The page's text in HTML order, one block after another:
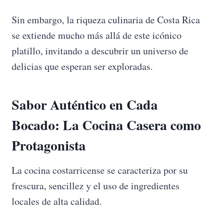
Sin embargo, la riqueza culinaria de Costa Rica
se extiende mucho más allá de este icónico
platillo, invitando a descubrir un universo de
delicias que esperan ser exploradas.
Sabor Auténtico en Cada
Bocado: La Cocina Casera como
Protagonista
La cocina costarricense se caracteriza por su
frescura, sencillez y el uso de ingredientes
locales de alta calidad.